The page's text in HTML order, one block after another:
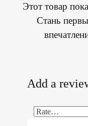
Этот товар
Стань
Add a